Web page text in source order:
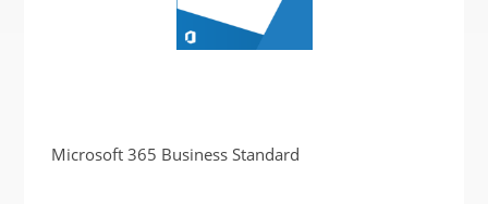
Microsoft 365 Business Standard